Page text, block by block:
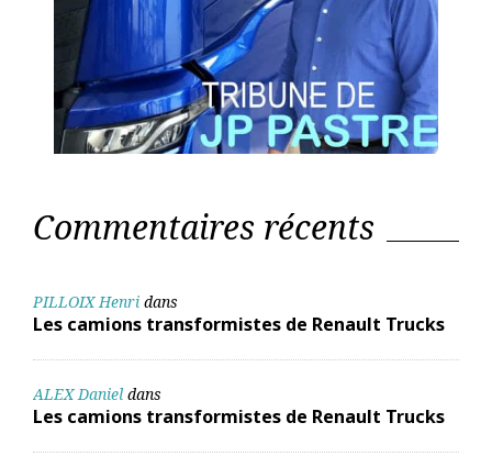
Commentaires récents
PILLOIX Henri dans
Les camions transformistes de Renault Trucks
ALEX Daniel dans
Les camions transformistes de Renault Trucks